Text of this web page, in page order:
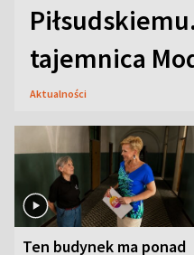
tajemnica
Aktualności
Ten budynek ma ponad